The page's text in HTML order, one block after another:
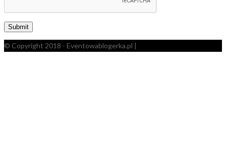
© Copyright 2018 - Eventowablogerka.pl |